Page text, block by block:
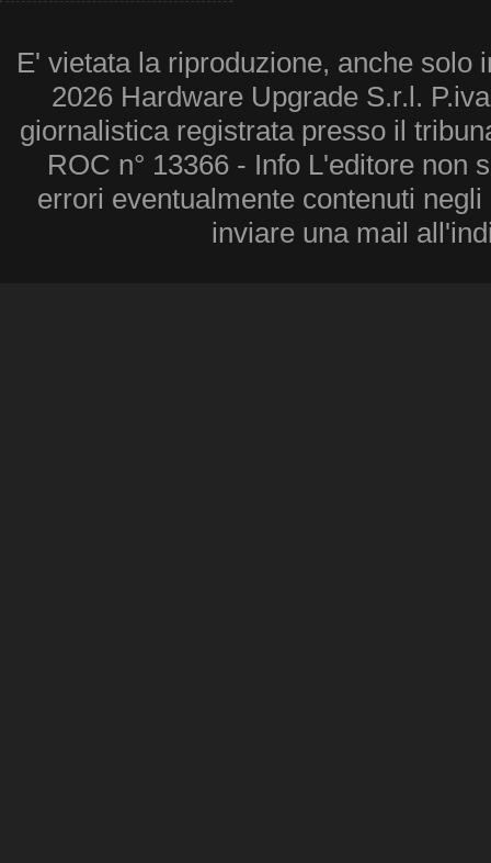
E' vietata la riproduzione, anche solo
2026 Hardware Upgrade S.r.l.
giornalistica registrata presso il
ROC n° 13366 - Info L'editore non
errori eventualmente contenuti
inviare una mail